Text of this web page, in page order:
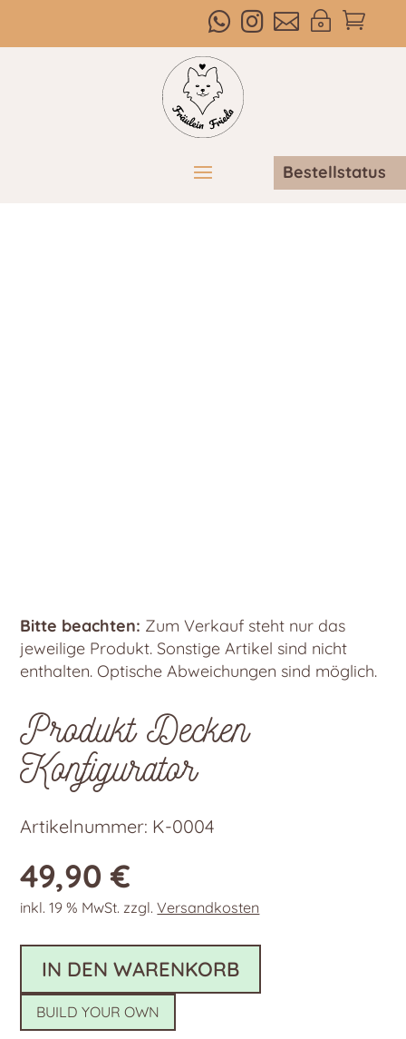

~



Bestellstatus
Bitte beachten: Zum Verkauf steht nur das
jeweilige Produkt. Sonstige Artikel sind nicht
enthalten. Optische Abweichungen sind möglich.
Produkt Decken
Konfigurator
Artikelnummer: K-0004
49,90€
inkl. 19 % MwSt. zzgl.Versandkosten
IN DEN WARENKORB
BUILD YOUR OWN